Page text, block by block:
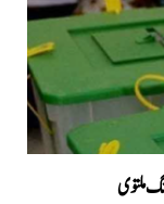
ملتوی